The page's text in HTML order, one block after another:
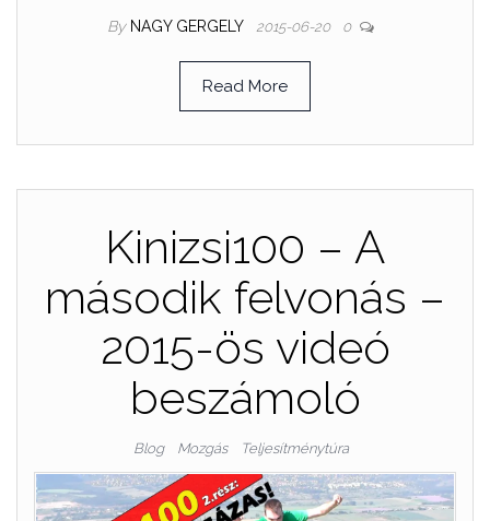
By NAGY GERGELY 2015-06-20 0
Read More
Kinizsi100 – A
második felvonás –
2015-ös videó
beszámoló
Blog Mozgás Teljesítménytúra